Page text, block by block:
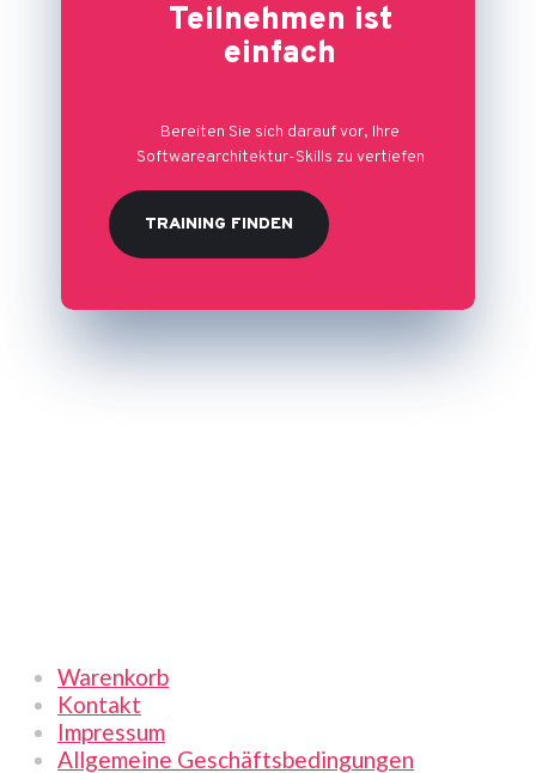
Teilnehmen ist
einfach
Bereiten Sie sich darauf vor, Ihre
Softwarearchitektur-Skills zu vertiefen
TRAINING FINDEN
Warenkorb
Kontakt
Impressum
Allgemeine Geschäftsbedingungen